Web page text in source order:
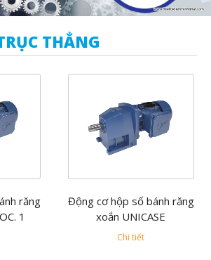
THẲNG
răng
1
Động cơ hộp số bánh răng
xoắn UNICASE
Chi tiết